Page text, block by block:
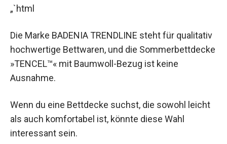
„`html
Die Marke BADENIA TRENDLINE steht für qualitativ
hochwertige Bettwaren, und die Sommerbettdecke
»TENCEL™« mit Baumwoll-Bezug ist keine
Ausnahme.
Wenn du eine Bettdecke suchst, die sowohl leicht
als auch komfortabel ist, könnte diese Wahl
interessant sein.